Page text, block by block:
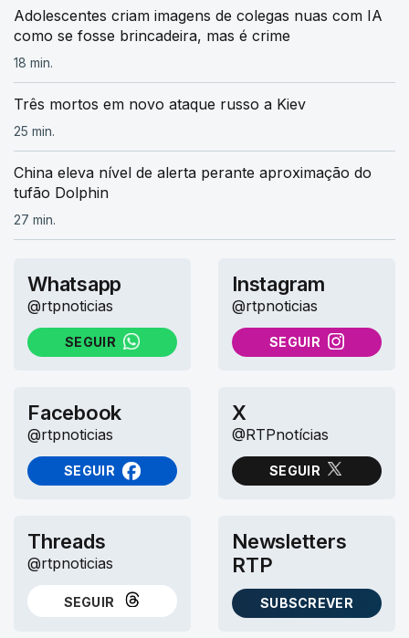
Adolescentes criam imagens de colegas nuas com IA
como se fosse brincadeira, mas é crime
18 min.
Três mortos em novo ataque russo a Kiev
25 min.
China eleva nível de alerta perante aproximação do
tufão Dolphin
27 min.
Whatsapp
@rtpnoticias
SEGUIR
NO WHATSAPP
Instagram
@rtpnoticias
SEGUIR
NO INSTAGRAM
Facebook
@rtpnoticias
SEGUIR
NO FACEBOOK
X
@RTPnotícias
SEGUIR
NO X (TWITTER)
Threads
@rtpnoticias
SEGUIR
NO THREADS
Newsletters
RTP
SUBSCREVER
AS NEWSLETTERS RTP